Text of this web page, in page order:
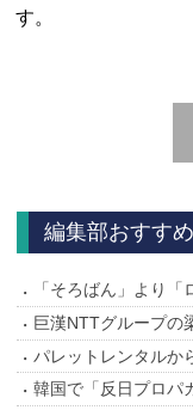
す。
編集部おすす
「そろばん」より
巨漢NTTグループの
パレットレンタルか
韓国で「反日プロパ